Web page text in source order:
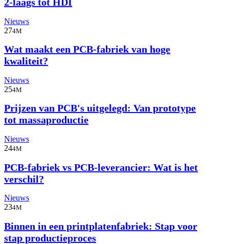
Nieuws
274M
Wat maakt een PCB-fabriek van hoge
kwaliteit?
Nieuws
254M
Prijzen van PCB's uitgelegd: Van prototype
tot massaproductie
Nieuws
244M
PCB-fabriek vs PCB-leverancier: Wat is het
verschil?
Nieuws
234M
Binnen in een printplatenfabriek: Stap voor
stap productieproces